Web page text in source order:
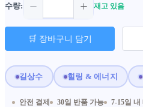
길상수 힐링 & 에너지
수량: 재고 있음
🛒 장바구니 담기
안전 결제 30일 반품 가능 7-15일 내